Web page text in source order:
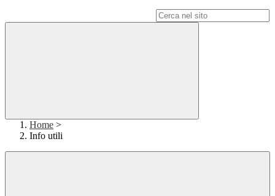
Home >
Info utili